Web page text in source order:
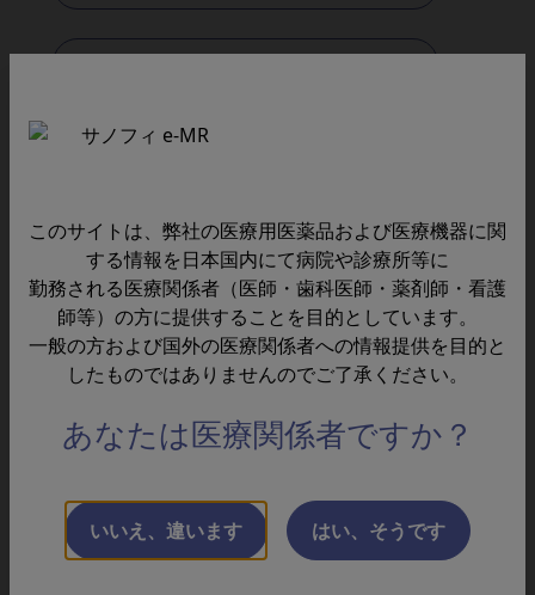
イモバックスポリオ
添付文書
インタビューフォーム
このサイトは、弊社の医療用医薬品および医療機器に関
する情報を日本国内にて病院や診療所等に
勤務される医療関係者（医師・歯科医師・薬剤師・看護
師等）の方に提供することを目的としています。
一般の方および国外の医療関係者への情報提供を目的と
したものではありませんのでご了承ください。
あなたは医療関係者ですか？
いいえ、違います はい、そうです